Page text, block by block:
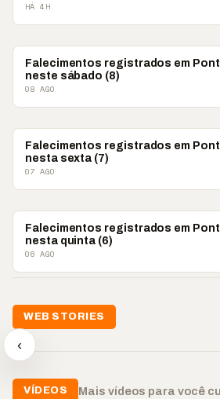
HÁ 4H
OBITUÁRIO
Falecimentos registrados em
neste sábado (8)
08 AGO
OBITUÁRIO
Falecimentos registrados em
nesta sexta (7)
07 AGO
OBITUÁRIO
Falecimentos registrados em
nesta quinta (6)
06 AGO
WEB STORIES
‹
📢💜 Agosto Lilás
reforça combate à
violência contra a
mulher
VÍDEOS Mais vídeos para você